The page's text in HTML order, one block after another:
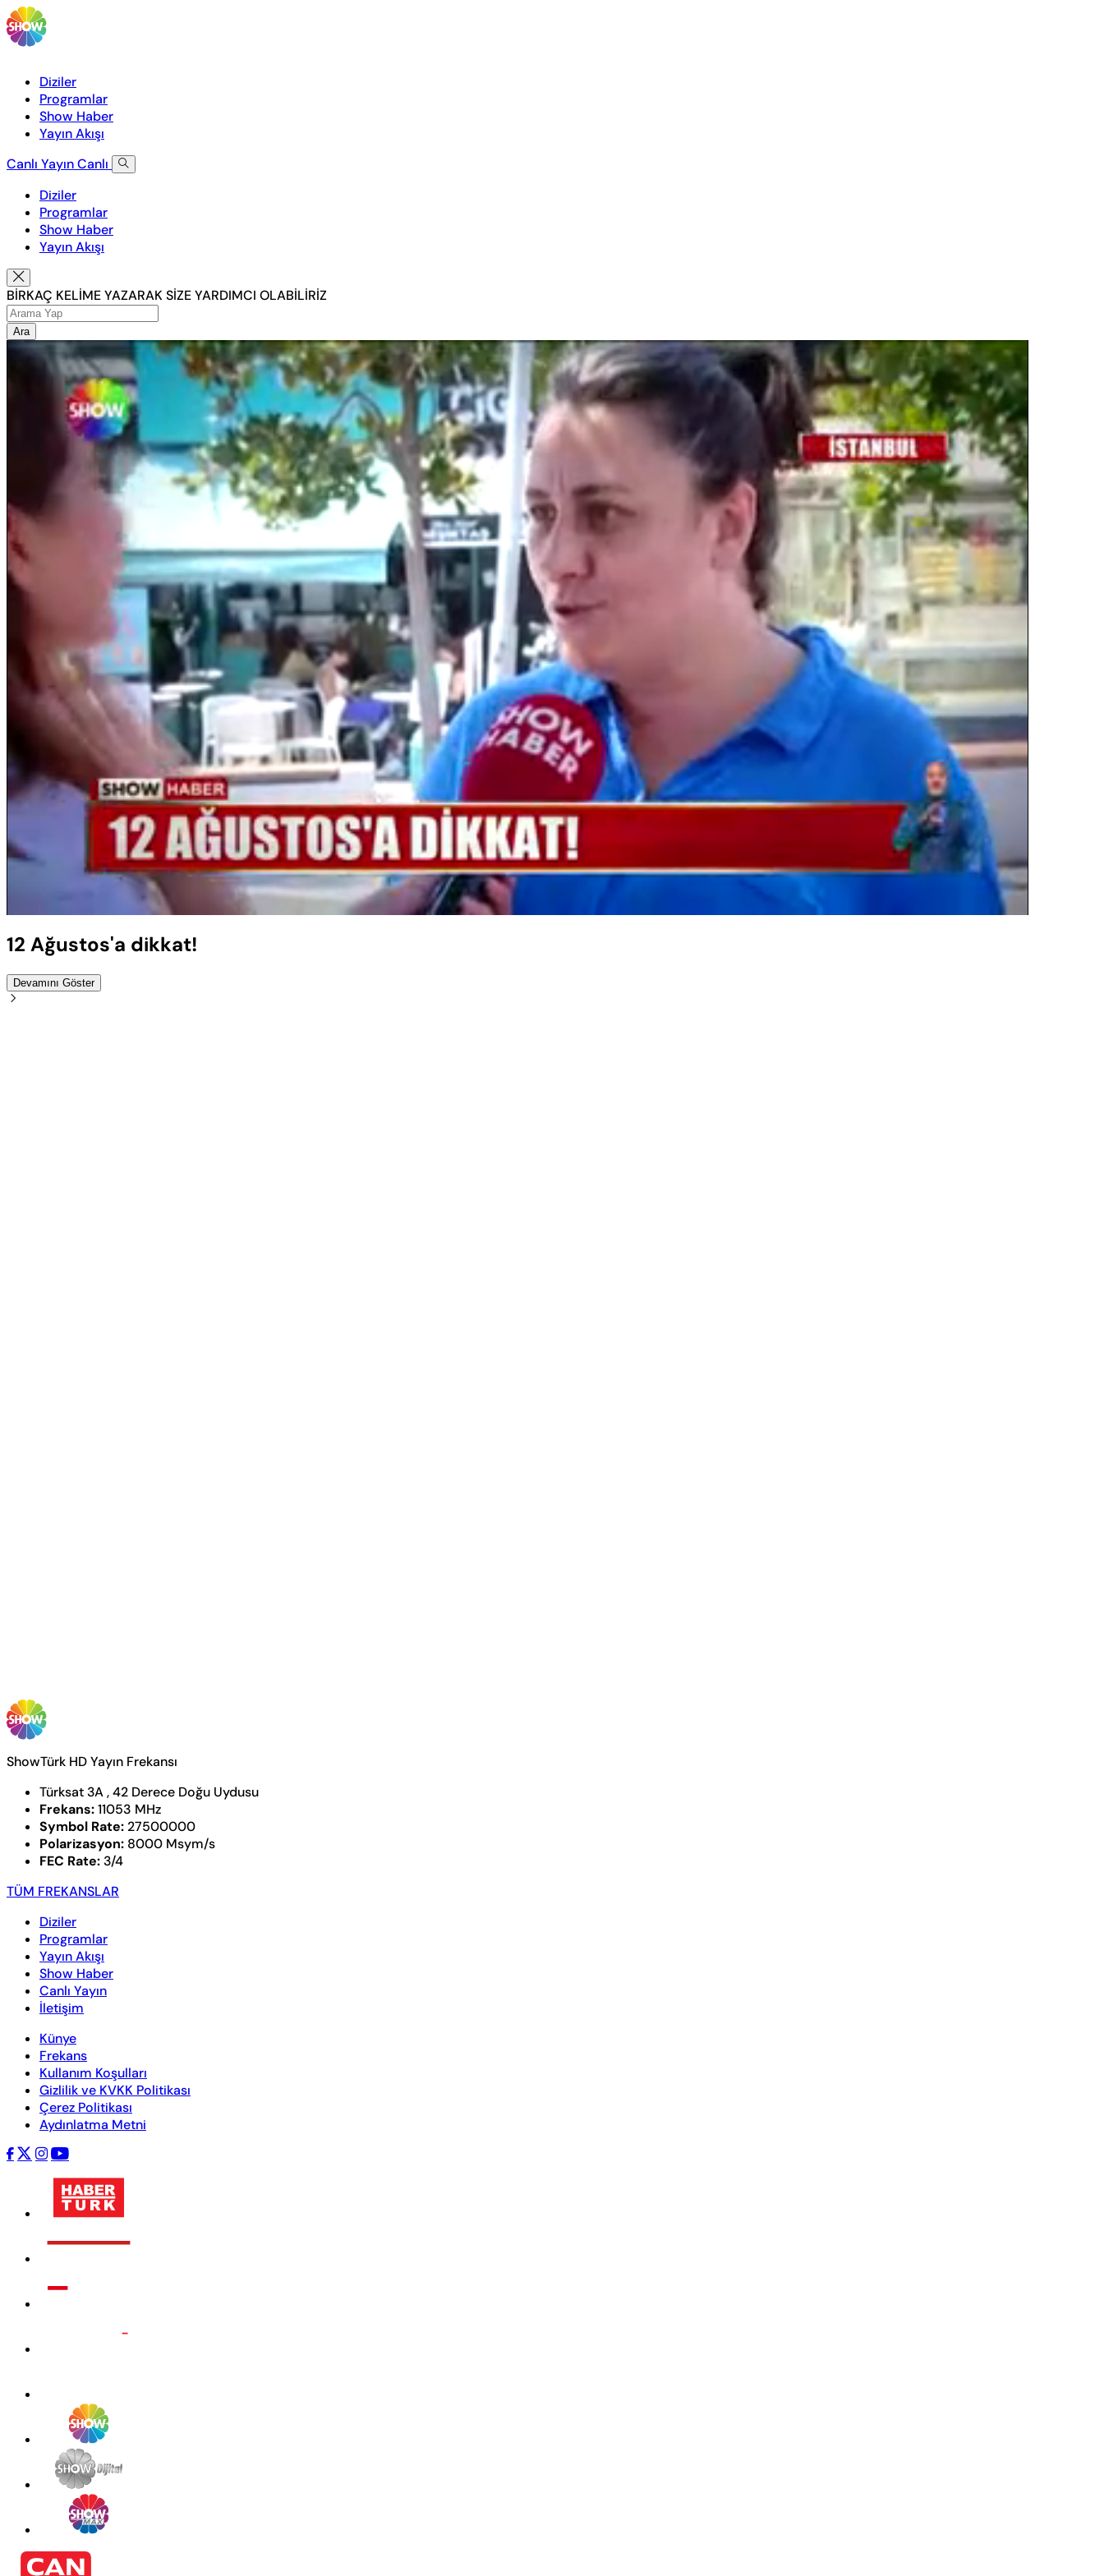
Diziler
Programlar
Show Haber
Yayın Akışı
Canlı YayınCanlı
Diziler
Programlar
Show Haber
Yayın Akışı
BİRKAÇ KELİME YAZARAK SİZE YARDIMCI OLABİLİRİZ
Ara
Yüklendi:
100.00%
12 Ağustos'a dikkat!
Devamını Göster
ShowTürk HD Yayın Frekansı
Türksat 3A , 42 Derece Doğu Uydusu
Frekans:11053 MHz
Symbol Rate: 27500000
Polarizasyon: 8000 Msym/s
FEC Rate: 3/4
TÜM FREKANSLAR
Diziler
Programlar
Yayın Akışı
Show Haber
Canlı Yayın
İletişim
Künye
Frekans
Kullanım Koşulları
Gizlilik ve KVKK Politikası
Çerez Politikası
Aydınlatma Metni